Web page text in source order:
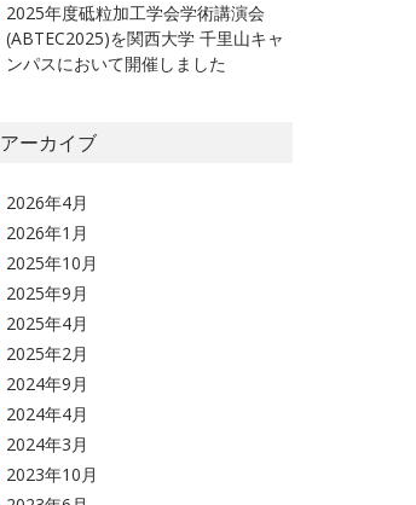
2025年度砥粒加工学会学術講演会
(ABTEC2025)を関西大学 千里山キャ
ンパスにおいて開催しました
アーカイブ
2026年4月
2026年1月
2025年10月
2025年9月
2025年4月
2025年2月
2024年9月
2024年4月
2024年3月
2023年10月